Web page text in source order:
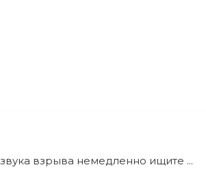
взрыва немедленно ищите ...